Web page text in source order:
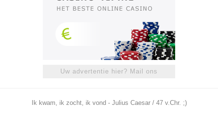
Uw advertentie hier? Mail ons
Ik kwam, ik zocht, ik vond - Julius Caesar / 47 v.Chr. ;)